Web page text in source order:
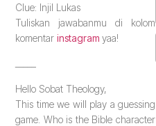
Clue: Injil Lukas
Tuliskan jawabanmu di kolom
komentarinstagramyaa!
Hello Sobat Theology,
This time we will play a guessing
game. Who is the Bible character